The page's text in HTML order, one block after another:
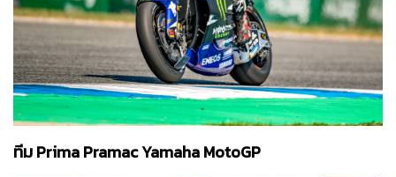
ทีม Prima Pramac Yamaha MotoGP